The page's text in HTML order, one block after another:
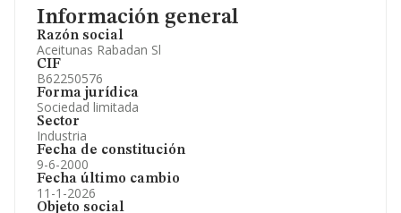
Información general
Razón social
Aceitunas Rabadan Sl
CIF
B62250576
Forma jurídica
Sociedad limitada
Sector
Industria
Fecha de constitución
9-6-2000
Fecha último cambio
11-1-2026
Objeto social
Información oficial y registral complementaria.